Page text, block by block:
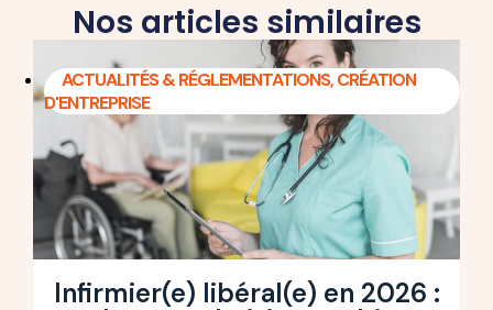
Nos articles similaires
ACTUALITÉS & RÉGLEMENTATIONS,CRÉATION
D'ENTREPRISE
Infirmier(e) libéral(e) en 2026 :